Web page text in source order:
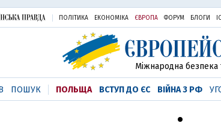
ПОЛІТИКА ЕКОНОМІКА ЄВРОПА ФОРУМ БЛОГИ
Міжнародна безпека
ПОШУК ПОЛЬЩА ВСТУП ДО ЄС ВІЙНА З РФ